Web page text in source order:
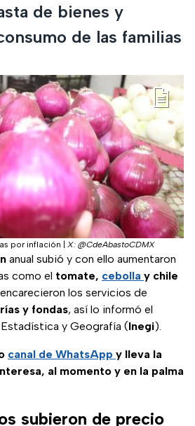
de bienes y
de las familias
por inflación X: @CdeAbastoCDMX
anual subió y con ello aumentaron
como el tomate, cebolla y chile
los servicios de
y fondas, así lo informó el
y Geografía (Inegi).
canal de WhatsApp y lleva la
al momento y en la palma
subieron de precio